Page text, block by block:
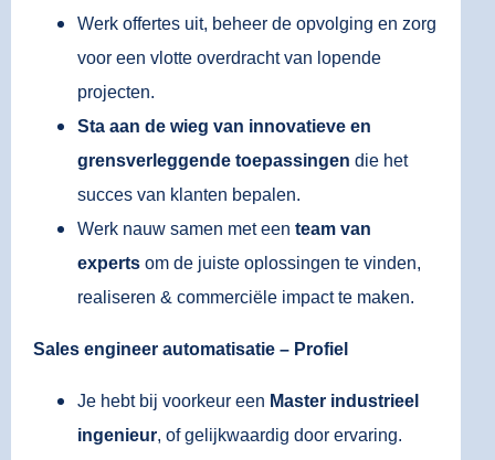
Werk offertes uit, beheer de opvolging en zorg
voor een vlotte overdracht van lopende
projecten.
Sta aan de wieg van innovatieve en
grensverleggende toepassingen die het
succes van klanten bepalen.
Werk nauw samen met een team van
experts om de juiste oplossingen te vinden,
realiseren & commerciële impact te maken.
Sales engineer automatisatie – Profiel
Je hebt bij voorkeur een Master industrieel
ingenieur, of gelijkwaardig door ervaring.